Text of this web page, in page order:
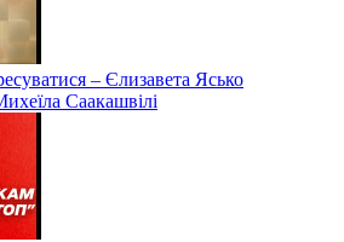
– Єлизавета Ясько
Саакашвілі